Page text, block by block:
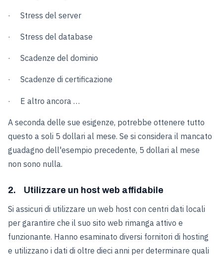
· Stress del server
· Stress del database
· Scadenze del dominio
· Scadenze di certificazione
· E altro ancora …
A seconda delle sue esigenze, potrebbe ottenere tutto
questo a soli 5 dollari al mese. Se si considera il mancato
guadagno dell'esempio precedente, 5 dollari al mese
non sono nulla.
2. Utilizzare un host web affidabile
Si assicuri di utilizzare un web host con centri dati locali
per garantire che il suo sito web rimanga attivo e
funzionante. Hanno esaminato diversi fornitori di hosting
e utilizzano i dati di oltre dieci anni per determinare quali